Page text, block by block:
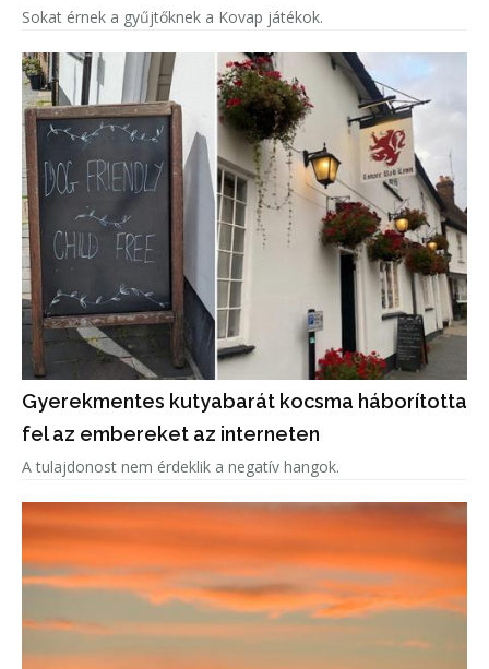
Sokat érnek a gyűjtőknek a Kovap játékok.
Gyerekmentes kutyabarát kocsma háborította
fel az embereket az interneten
A tulajdonost nem érdeklik a negatív hangok.